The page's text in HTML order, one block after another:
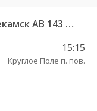
Набережные Челны АВ — Нижнекамск АВ 143 РТ
15:15
Круглое Поле п. пов.